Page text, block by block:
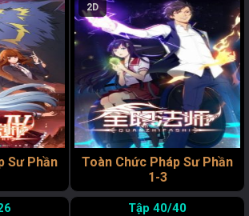
Sư Phần
2D
Toàn Chức Pháp Sư Phần
1-3
40/40